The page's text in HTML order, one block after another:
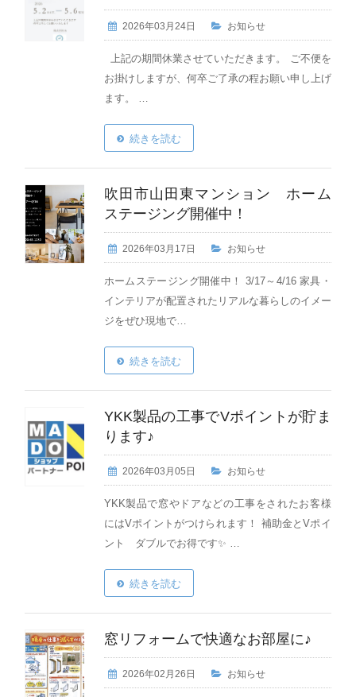
2026年03月24日 お知らせ
上記の期間休業させていただきます。 ご不便を
お掛けしますが、何卒ご了承の程お願い申し上げ
ます。 …
続きを読む
吹田市山田東マンション ホーム
ステージング開催中！
2026年03月17日 お知らせ
ホームステージング開催中！ 3/17～4/16 家具・
インテリアが配置されたリアルな暮らしのイメー
ジをぜひ現地で…
続きを読む
YKK製品の工事でVポイントが貯ま
ります♪
2026年03月05日 お知らせ
YKK製品で窓やドアなどの工事をされたお客様
にはVポイントがつけられます！ 補助金とVポイ
ント ダブルでお得です✨ …
続きを読む
窓リフォームで快適なお部屋に♪
2026年02月26日 お知らせ